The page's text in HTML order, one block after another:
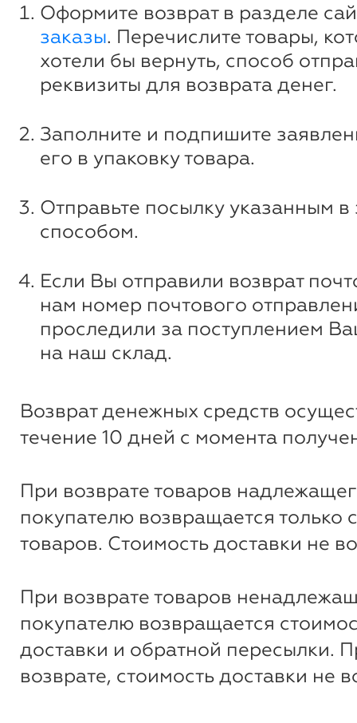
Оформите возврат в разделе
заказы. Перечислите товары,
хотели бы вернуть, способ
реквизиты для возврата денег.
Заполните и подпишите
его в упаковку товара.
Отправьте посылку указанным в
способом.
Если Вы отправили возврат
нам номер почтового
проследили за поступлением
на наш склад.
Возврат денежных средств
течение 10 дней с момента
При возврате товаров
покупателю возвращается только
товаров. Стоимость доставки не
При возврате товаров
покупателю возвращается
доставки и обратной пересылки.
возврате, стоимость доставки не